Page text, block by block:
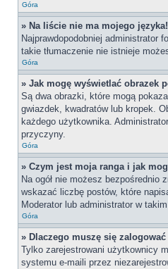
Góra
» Na liście nie ma mojego języka!
Najprawdopodobniej administrator
takie tłumaczenie nie istnieje
Góra
» Jak mogę wyświetlać obrazek
Są dwa obrazki, które mogą
gwiazdek, kwadratów lub kropek.
każdego użytkownika.
przyczyny.
Góra
» Czym jest moja ranga i jak
Na ogół nie możesz
wskazać liczbę postów, które
Moderator lub administrator w
Góra
» Dlaczego muszę się
Tylko zarejestrowani użytkownicy
systemu e-maili przez